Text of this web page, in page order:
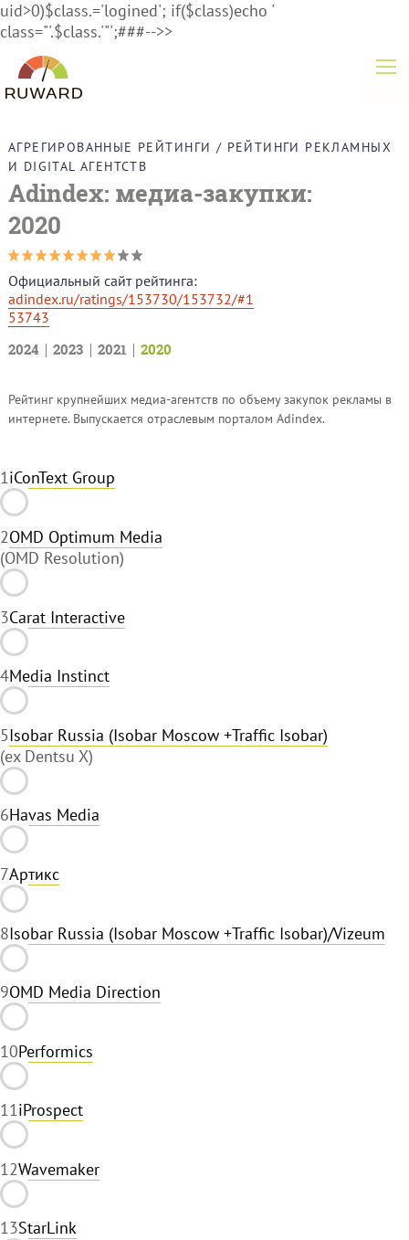
uid>0)$class.='logined'; if($class)echo '
class="'.$class.'"';###-->>
АГРЕГИРОВАННЫЕ РЕЙТИНГИ / РЕЙТИНГИ РЕКЛАМНЫХ
И DIGITAL АГЕНТСТВ
Adindex: медиа-закупки:
2020
Официальный сайт рейтинга:
adindex.ru/ratings/153730/153732/#1
53743
2024
2023 2021 2020
Рейтинг крупнейших медиа-агентств по объему закупок рекламы в
интернете. Выпускается отраслевым порталом Adindex.
1iConText Group
2OMD Optimum Media
(OMD Resolution)
3Carat Interactive
4Media Instinct
5Isobar Russia (Isobar Moscow +Traffic Isobar)
(ex Dentsu X)
6Havas Media
7Артикс
8Isobar Russia (Isobar Moscow +Traffic Isobar)/Vizeum
9OMD Media Direction
10Performics
11iProspect
12Wavemaker
13StarLink